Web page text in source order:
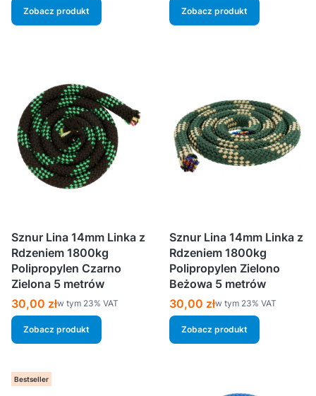
Zobacz produkt Zobacz produkt
Sznur Lina 14mm Linka z
Rdzeniem 1800kg
Polipropylen Czarno
Zielona 5 metrów
Cena brutto
30,00 złw tym %s VAT
w tym 23% VAT
Zobacz produkt
Sznur Lina 14mm Linka z
Rdzeniem 1800kg
Polipropylen Zielono
Beżowa 5 metrów
Cena brutto
30,00 złw tym %s VAT
w tym 23% VAT
Zobacz produkt
Bestseller